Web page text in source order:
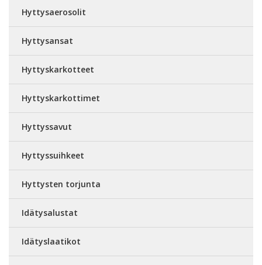
Hyttysaerosolit
Hyttysansat
Hyttyskarkotteet
Hyttyskarkottimet
Hyttyssavut
Hyttyssuihkeet
Hyttysten torjunta
Idätysalustat
Idätyslaatikot